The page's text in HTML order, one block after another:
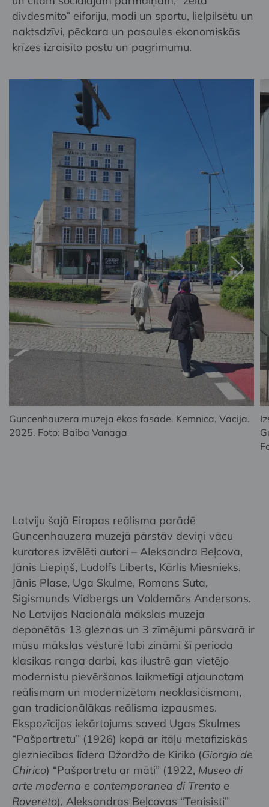
divdesmito” eiforiju, modi un sportu, lielpilsētu un
naktsdzīvi, pēckara un pasaules ekonomiskās
krīzes izraisīto postu un pagrimumu.
Guncenhauzera muzeja ēkas fasāde. Kemnica, Vācija.
2025. Foto: Baiba Vanaga
Latviju šajā Eiropas reālisma parādē
Guncenhauzera muzejā pārstāv deviņi vācu
kuratores izvēlēti autori – Aleksandra Beļcova,
Jānis Liepiņš, Ludolfs Liberts, Kārlis Miesnieks,
Jānis Plase, Uga Skulme, Romans Suta,
Sigismunds Vidbergs un Voldemārs Andersons.
No Latvijas Nacionālā mākslas muzeja
deponētās 13 gleznas un 3 zīmējumi pārsvarā ir
mūsu mākslas vēsturē labi zināmi šī perioda
klasikas ranga darbi, kas ilustrē gan vietējo
modernistu pievēršanos laikmetīgi atjaunotam
reālismam un modernizētam neoklasicismam,
gan tradicionālākas reālisma izpausmes.
Ekspozīcijas iekārtojums saved Ugas Skulmes
“Pašportretu” (1926) kopā ar itāļu metafiziskās
glezniecības līdera Džordžo de Kiriko (Giorgio de
Chirico) “Pašportretu ar māti” (1922, Museo di
arte moderna e contemporanea di Trento e
Rovereto), Aleksandras Beļcovas “Tenisisti”